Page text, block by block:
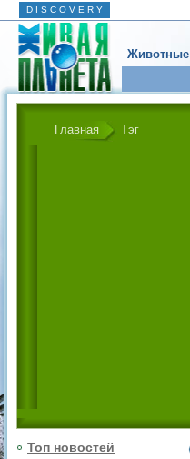
D I S C O V E R Y
Животные
Главная Тэг
Топ новостей